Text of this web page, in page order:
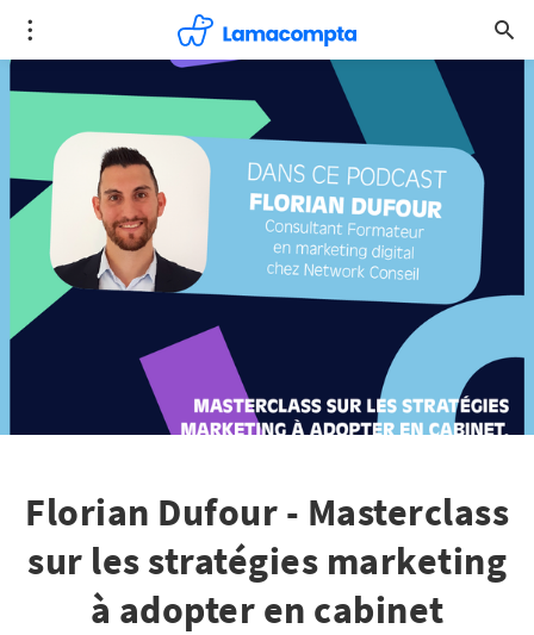
Florian Dufour - Masterclass
sur les stratégies marketing
à adopter en cabinet